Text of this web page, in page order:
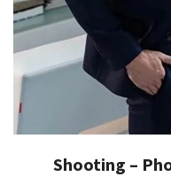
Shooting –